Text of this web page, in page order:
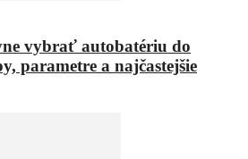
vybrať autobatériu do
parametre a najčastejšie